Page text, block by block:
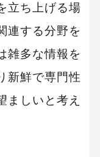
立ち上げる場
連する分野を
雑多な情報を
新鮮で専門性
ましいと考え